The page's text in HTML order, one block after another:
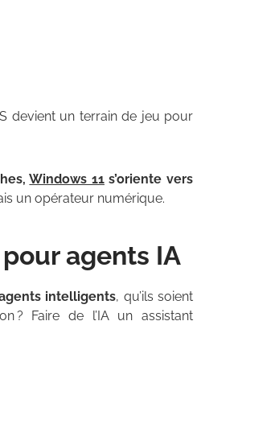
devient un terrain de jeu pour
Windows 11s’oriente vers
un opérateur numérique.
agents IA
intelligents, qu’ils soient
? Faire de l’IA un assistant